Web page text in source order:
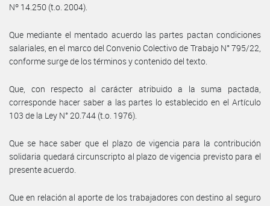
Nº 14.250 (t.o. 2004).
Que mediante el mentado acuerdo las partes pactan condiciones
salariales, en el marco del Convenio Colectivo de Trabajo N° 795/22,
conforme surge de los términos y contenido del texto.
Que, con respecto al carácter atribuido a la suma pactada,
corresponde hacer saber a las partes lo establecido en el Artículo
103 de la Ley N° 20.744 (t.o. 1976).
Que se hace saber que el plazo de vigencia para la contribución
solidaria quedará circunscripto al plazo de vigencia previsto para el
presente acuerdo.
Que en relación al aporte de los trabajadores con destino al seguro